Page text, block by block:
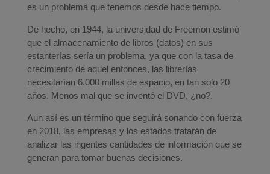
es un problema que tenemos desde hace tiempo.
De hecho, en 1944, la universidad de Freemon estimó
que el almacenamiento de libros (datos) en sus
estanterías sería un problema, ya que con la tasa de
crecimiento de aquel entonces, las librerías
necesitarían 6.000 millas de espacio, en tan solo 20
años. Menos mal que se inventó el DVD, ¿no?.
Aun así es un término que seguirá sonando con fuerza
en 2018, las empresas y los estados tratarán de
analizar las ingentes cantidades de información que se
generan para tomar buenas decisiones.